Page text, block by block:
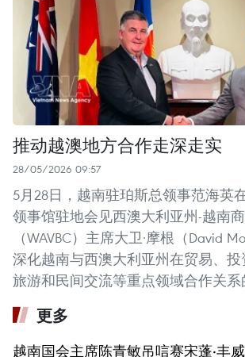
推动越澳地方合作走深走实
28/05/2026 09:57
5月28日，越南驻珀斯总领事范海英
领事馆驻地会见西澳大利亚州-越南
（WAVBC）主席大卫·摩根（David
深化越南与西澳大利亚州在贸易、投
旅游和民间交流等重点领域合作关系
更多
越南国会主席陈青敏吊唁赛宋蓬·丰威